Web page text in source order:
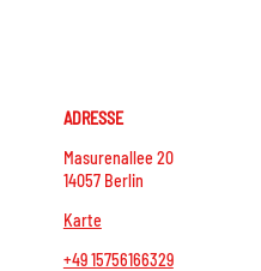
ADRESSE
Masurenallee 20
14057 Berlin
Karte
+49 15756166329